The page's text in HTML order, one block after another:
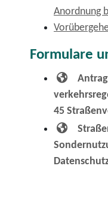
Anordnung
Formulare
45